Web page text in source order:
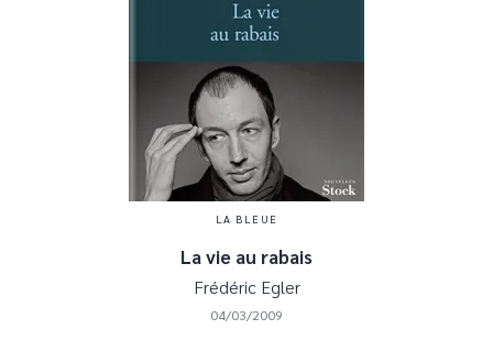
LA BLEUE
La vie au rabais
Frédéric Egler
04/03/2009